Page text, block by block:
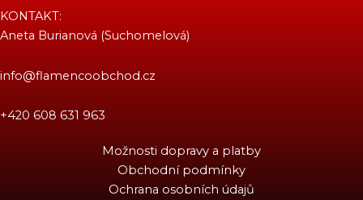
KONTAKT:
Aneta Burianová (Suchomelová)
info@flamencoobchod.cz
+420 608 631 963
Možnosti dopravy a platby
Obchodní podmínky
Ochrana osobních údajů